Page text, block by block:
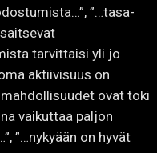
”…tasa-
tarvittaisi yli jo
aktiivisuus on
ovat toki
vaikuttaa paljon
”…nykyään on hyvät